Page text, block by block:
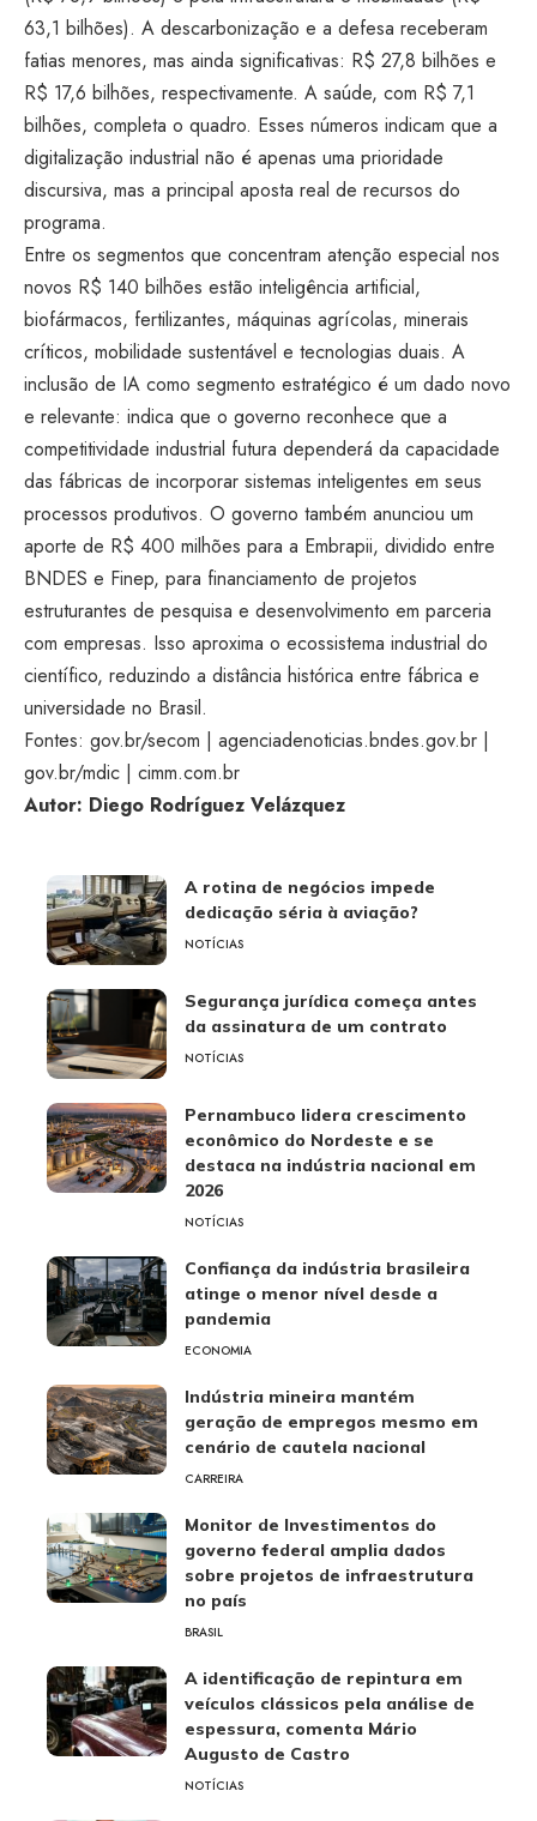
63,1 bilhões). A descarbonização e a defesa receberam
fatias menores, mas ainda significativas: R$ 27,8 bilhões e
R$ 17,6 bilhões, respectivamente. A saúde, com R$ 7,1
bilhões, completa o quadro. Esses números indicam que a
digitalização industrial não é apenas uma prioridade
discursiva, mas a principal aposta real de recursos do
programa.
Entre os segmentos que concentram atenção especial nos
novos R$ 140 bilhões estão inteligência artificial,
biofármacos, fertilizantes, máquinas agrícolas, minerais
críticos, mobilidade sustentável e tecnologias duais. A
inclusão de IA como segmento estratégico é um dado novo
e relevante: indica que o governo reconhece que a
competitividade industrial futura dependerá da capacidade
das fábricas de incorporar sistemas inteligentes em seus
processos produtivos. O governo também anunciou um
aporte de R$ 400 milhões para a Embrapii, dividido entre
BNDES e Finep, para financiamento de projetos
estruturantes de pesquisa e desenvolvimento em parceria
com empresas. Isso aproxima o ecossistema industrial do
científico, reduzindo a distância histórica entre fábrica e
universidade no Brasil.
Fontes: gov.br/secom | agenciadenoticias.bndes.gov.br |
gov.br/mdic | cimm.com.br
Autor: Diego Rodríguez Velázquez
A rotina de negócios impede
dedicação séria à aviação?
NOTÍCIAS
Segurança jurídica começa antes
da assinatura de um contrato
NOTÍCIAS
Pernambuco lidera crescimento
econômico do Nordeste e se
destaca na indústria nacional em
2026
NOTÍCIAS
Confiança da indústria brasileira
atinge o menor nível desde a
pandemia
ECONOMIA
Indústria mineira mantém
geração de empregos mesmo em
cenário de cautela nacional
CARREIRA
Monitor de Investimentos do
governo federal amplia dados
sobre projetos de infraestrutura
no país
BRASIL
A identificação de repintura em
veículos clássicos pela análise de
espessura, comenta Mário
Augusto de Castro
NOTÍCIAS